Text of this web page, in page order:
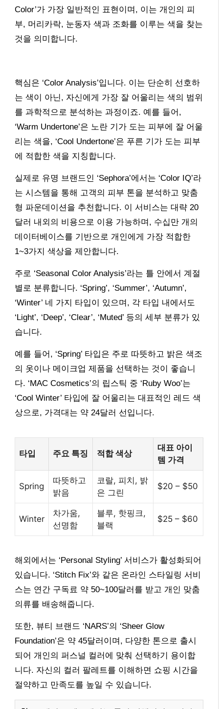
Color’가 가장 일반적인 표현이며, 이는 개인의 피
부, 머리카락, 눈동자 색과 조화를 이루는 색을 찾는
것을 의미합니다.
핵심은 ‘Color Analysis’입니다. 이는 단순히 선호하
는 색이 아닌, 자신에게 가장 잘 어울리는 색의 범위
를 과학적으로 분석하는 과정이죠. 예를 들어,
‘Warm Undertone’은 노란 기가 도는 피부에 잘 어울
리는 색을, ‘Cool Undertone’은 푸른 기가 도는 피부
에 적합한 색을 지칭합니다.
실제로 유명 브랜드인 ‘Sephora’에서는 ‘Color IQ’라
는 시스템을 통해 고객의 피부 톤을 분석하고 맞춤
형 파운데이션을 추천합니다. 이 서비스는 대략 20
달러 내외의 비용으로 이용 가능하며, 수십만 개의
데이터베이스를 기반으로 개인에게 가장 적합한
1~3가지 색상을 제안합니다.
주로 ‘Seasonal Color Analysis’라는 틀 안에서 계절
별로 분류합니다. ‘Spring’, ‘Summer’, ‘Autumn’,
‘Winter’ 네 가지 타입이 있으며, 각 타입 내에서도
‘Light’, ‘Deep’, ‘Clear’, ‘Muted’ 등의 세부 분류가 있
습니다.
예를 들어, ‘Spring’ 타입은 주로 따뜻하고 밝은 색조
의 옷이나 메이크업 제품을 선택하는 것이 좋습니
다. ‘MAC Cosmetics’의 립스틱 중 ‘Ruby Woo’는
‘Cool Winter’ 타입에 잘 어울리는 대표적인 레드 색
상으로, 가격대는 약 24달러 선입니다.
타입 주요 특징 적합 색상
대표 아이
템 가격
Spring
따뜻하고
밝음
코랄, 피치, 밝
은 그린
$20 – $50
Winter
차가움,
선명함
블루, 핫핑크,
블랙
$25 – $60
해외에서는 ‘Personal Styling’ 서비스가 활성화되어
있습니다. ‘Stitch Fix’와 같은 온라인 스타일링 서비
스는 연간 구독료 약 50~100달러를 받고 개인 맞춤
의류를 배송해줍니다.
또한, 뷰티 브랜드 ‘NARS’의 ‘Sheer Glow
Foundation’은 약 45달러이며, 다양한 톤으로 출시
되어 개인의 퍼스널 컬러에 맞춰 선택하기 용이합
니다. 자신의 컬러 팔레트를 이해하면 쇼핑 시간을
절약하고 만족도를 높일 수 있습니다.